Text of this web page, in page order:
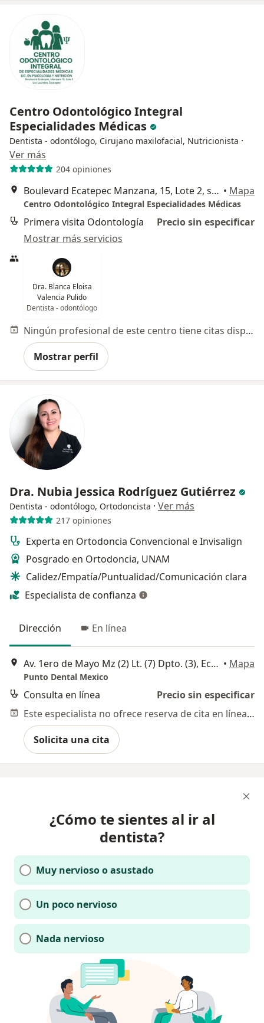
Centro Odontológico Integral
Especialidades Médicas
Dentista - odontólogo, Cirujano maxilofacial, Nutricionista ·
Ver más
204 opiniones
Boulevard Ecatepec Manzana, 15, Lote 2, s/n, Los Laureles, Ecatepec De Morelos, Ciudad de México • Mapa
Centro Odontológico Integral Especialidades Médicas
Primera visita Odontología
Precio sin especificar
Mostrar más servicios
Dra. Blanca Eloisa
Valencia Pulido
Dentista - odontólogo
Ningún profesional de este centro tiene citas disponibles
Mostrar perfil
Dra. Nubia Jessica Rodríguez Gutiérrez
Dentista - odontólogo, Ortodoncista · Ver más
217 opiniones
Experta en Ortodoncia Convencional e Invisalign
Posgrado en Ortodoncia, UNAM
Calidez/Empatía/Puntualidad/Comunicación clara
Especialista de confianza
Dirección En línea
Av. 1ero de Mayo Mz (2) Lt. (7) Dpto. (3), Ecatepec de Morelos • Mapa
Punto Dental Mexico
Consulta en línea
Precio sin especificar
Este especialista no ofrece reserva de cita en línea en esta dirección.
Solicita una cita
¿Cómo te sientes al ir al
dentista?
Muy nervioso o asustado
Un poco nervioso
Nada nervioso